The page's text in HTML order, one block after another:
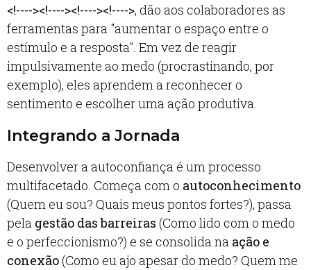
<!----><!----><!----><!---->, dão aos colaboradores as
ferramentas para "aumentar o espaço entre o
estímulo e a resposta". Em vez de reagir
impulsivamente ao medo (procrastinando, por
exemplo), eles aprendem a reconhecer o
sentimento e escolher uma ação produtiva.
Integrando a Jornada
Desenvolver a autoconfiança é um processo
multifacetado. Começa com o autoconhecimento
(Quem eu sou? Quais meus pontos fortes?), passa
pela gestão das barreiras (Como lido com o medo
e o perfeccionismo?) e se consolida na ação e
conexão(Como eu ajo apesar do medo? Quem me